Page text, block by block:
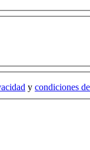
y condiciones